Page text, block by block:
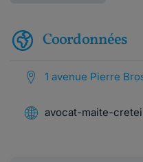
Coordonnées
1 avenue Pierre
avocat-maite-